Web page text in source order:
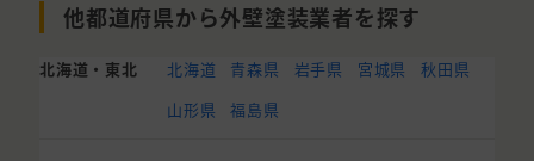
他都道府県から外壁塗装業者を探す
北海道・東北 北海道 青森県 岩手県 宮城県
秋田県
山形県
福島県